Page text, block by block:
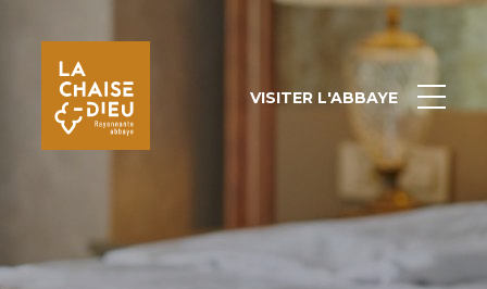
VISITER L'ABBAYE